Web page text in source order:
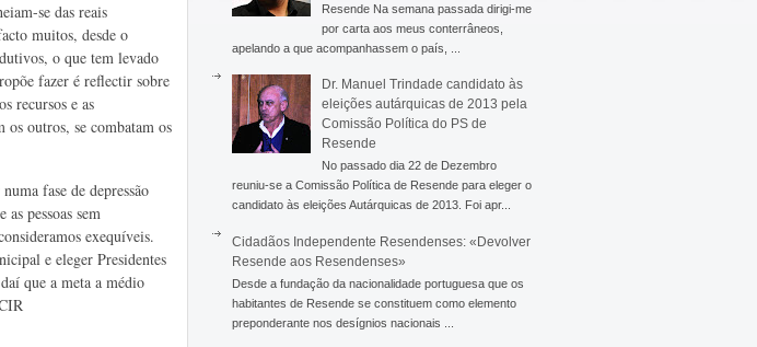
se das reais
muitos, desde o
o que tem levado
fazer é reflectir sobre
recursos e as
os outros, se combatam os
fase de depressão
pessoas sem
exequíveis.
e eleger Presidentes
que a meta a médio
Resende Na semana passada dirigi-me
por carta aos meus conterrâneos,
apelando a que acompanhassem o país, ...
Dr. Manuel Trindade candidato às
eleições autárquicas de 2013 pela
Comissão Política do PS de
Resende
No passado dia 22 de Dezembro
reuniu-se a Comissão Política de Resende para eleger o
candidato às eleições Autárquicas de 2013. Foi apr...
Cidadãos Independente Resendenses: «Devolver
Resende aos Resendenses»
Desde a fundação da nacionalidade portuguesa que os
habitantes de Resende se constituem como elemento
preponderante nos desígnios nacionais ...